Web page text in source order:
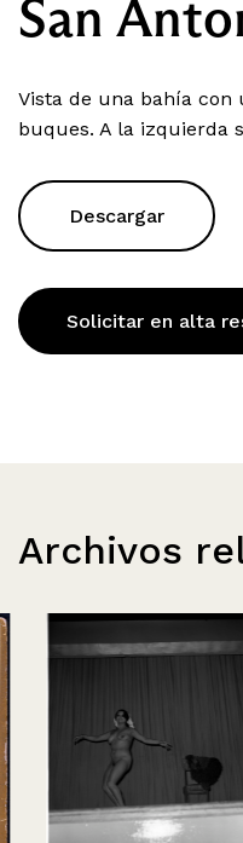
San
Vista de una bahía
buques. A la izquierda
Descargar
Solicitar en alta
Archivos